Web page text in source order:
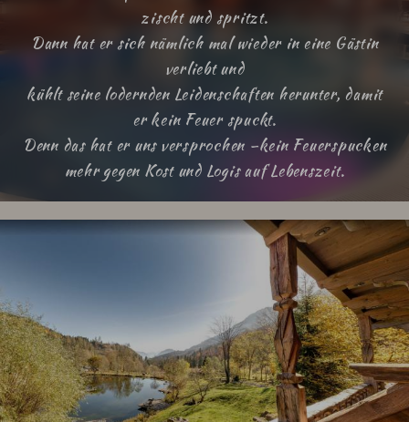
zischt und spritzt.
Dann hat er sich nämlich mal wieder in eine Gästin
verliebt und
kühlt seine lodernden Leidenschaften herunter, damit
er kein Feuer spuckt.
Denn das hat er uns versprochen –kein Feuerspucken
mehr gegen Kost und Logis auf Lebenszeit.